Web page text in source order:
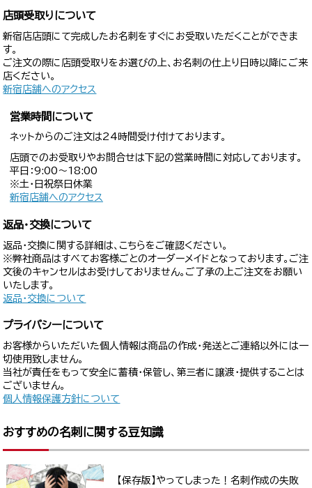
店頭受取りについて
新宿店店頭にて完成したお名刺をすぐにお受取いただくことができま
す。
ご注文の際に店頭受取りをお選びの上、お名刺の仕上り日時以降にご来
店ください。
新宿店舗へのアクセス
営業時間について
ネットからのご注文は24時間受け付けております。
店頭でのお受取りやお問合せは下記の営業時間に対応しております。
平日：9:00〜18:00
※土・日祝祭日休業
新宿店舗へのアクセス
返品・交換について
返品・交換に関する詳細は、こちらをご確認ください。
※弊社商品はすべてお客様ごとのオーダーメイドとなっております。ご注
文後のキャンセルはお受けしておりません。ご了承の上ご注文をお願い
いたします。
返品・交換について
プライバシーについて
お客様からいただいた個人情報は商品の作成・発送とご連絡以外には一
切使用致しません。
当社が責任をもって安全に蓄積・保管し、第三者に譲渡・提供することは
ございません。
個人情報保護方針について
おすすめの名刺に関する豆知識
【保存版】やってしまった！名刺作成の失敗